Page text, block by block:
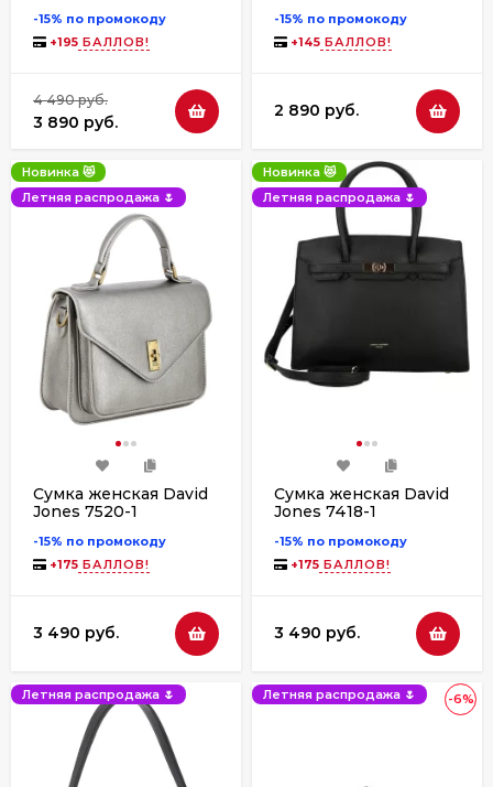
-15% по промокоду
+195 БАЛЛОВ!
4 490 руб.
3 890 руб.
-15% по промокоду
+145 БАЛЛОВ!
2 890 руб.
Новинка 😻
Летняя распродажа 🌷
Сумка женская David
Jones 7520-1
-15% по промокоду
+175 БАЛЛОВ!
3 490 руб.
Новинка 😻
Летняя распродажа 🌷
Сумка женская David
Jones 7418-1
-15% по промокоду
+175 БАЛЛОВ!
3 490 руб.
Летняя распродажа 🌷 -6%
Летняя распродажа 🌷